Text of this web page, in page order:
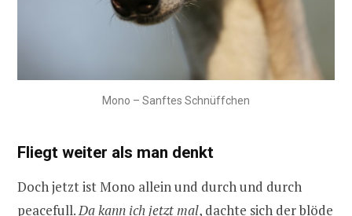
Mono – Sanftes Schnüffchen
Fliegt weiter als man denkt
Doch jetzt ist Mono allein und durch und durch
peacefull.Da kann ich jetzt mal, dachte sich der blöde